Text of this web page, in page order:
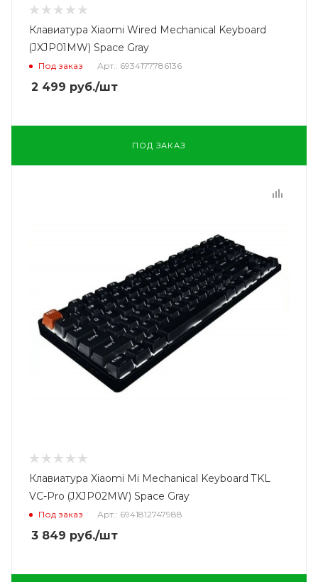
Клавиатура Xiaomi Wired Mechanical Keyboard
(JXJP01MW) Space Gray
Под заказ Арт.: 6934177786136
2 499 руб./шт
ПОД ЗАКАЗ
Клавиатура Xiaomi Mi Mechanical Keyboard TKL
VC-Pro (JXJP02MW) Space Gray
Под заказ Арт.: 6941812747988
3 849 руб./шт